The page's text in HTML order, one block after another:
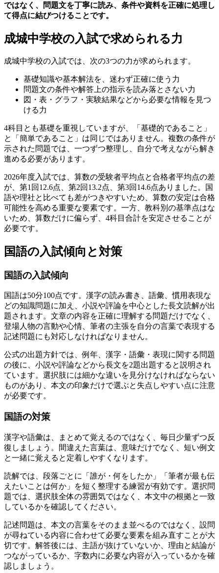
ではなく、問題文を丁寧に読み、条件や資料を正確に処理し
て得点に結びつけることです。
成城中学校の入試で求められる力
成城中学校の入試では、次の3つの力が求められます。
基礎知識や基本解法を、迷わず正確に使う力
問題文の条件や解答上の指示を読み落とさない力
図・表・グラフ・実験結果などから必要な情報を見つ
ける力
4科目とも基礎を重視していますが、「基礎的であること」
と「簡単であること」は同じではありません。複数の条件が
示された問題では、一つずつ整理し、自分で考えながら解き
進める必要があります。
2026年度入試では、算数の受験者平均点と合格者平均点の差
が、第1回12.6点、第2回13.2点、第3回14.6点ありました。国
語や理社と比べても差がつきやすいため、算数の安定は合格
可能性を高める重要な要素です。一方、教科別の基準点はな
いため、 算数だけに偏らず、4科目合計を安定させることが
必要です。
国語の入試傾向と対策
国語の入試傾向
国語は50分100点です。漢字の読み書き、語彙、慣用表現な
どの知識問題に加え、小説や評論を中心とした長文読解が出
題されます。文章の内容を正確に理解する問題だけでなく、
登場人物の言動や心情、筆者の主張を自分の言葉で表現する
記述問題にも対応しなければなりません。
公式の出題方針では、例年、漢字・語彙・表現に関する問題
の後に、小説や評論などから長文を2題出題すると説明され
ています。 選択肢には細かな違いを見分けなければならない
ものがあり、本文の印象だけで選ぶと失点しやすい点に注意
が必要です。
国語の対策
漢字や語彙は、まとめて覚えるのではなく、毎日少量ずつ反
復しましょう。
間違えた言葉は、意味だけでなく、短い例文
と一緒に覚えると定着しやすくなります。
読解では、段落ごとに「誰が・何をしたか」「筆者が最も伝
えたいことは何か」を短く整理する練習が有効です。 選択問
題では、選択肢全体の雰囲気ではなく、本文中の根拠と一致
しているかを確認してください。
記述問題は、本文の言葉をそのまま並べるのではなく、設問
が尋ねている内容に合わせて必要な要素を組み直すことが大
切です。解答後には、主語が抜けていないか、理由と結論が
つながっているか、字数内に必要な内容が入っているかを確
認しましょう。